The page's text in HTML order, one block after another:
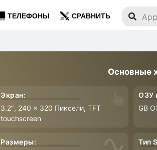
ТЕЛЕФОНЫ СРАВНИТЬ
Основные
Экран:
3.2″, 240 x 320 Пиксели, TFT
touchscreen
ОЗУ
GB
Размеры:
Тип